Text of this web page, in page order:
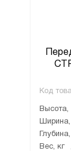
Код
Высота,
Вес, кг